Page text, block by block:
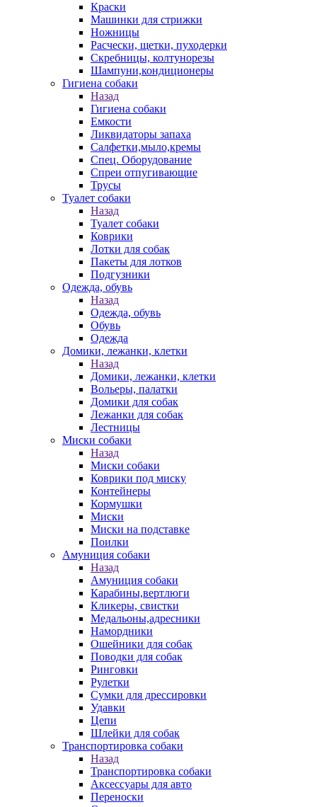
Краски
Машинки для стрижки
Ножницы
Расчески, щетки, пуходерки
Скребницы, колтунорезы
Шампуни,кондиционеры
Гигиена собаки
Назад
Гигиена собаки
Емкости
Ликвидаторы запаха
Салфетки,мыло,кремы
Спец. Оборудование
Спреи отпугивающие
Трусы
Туалет собаки
Назад
Туалет собаки
Коврики
Лотки для собак
Пакеты для лотков
Подгузники
Одежда, обувь
Назад
Одежда, обувь
Обувь
Одежда
Домики, лежанки, клетки
Назад
Домики, лежанки, клетки
Вольеры, палатки
Домики для собак
Лежанки для собак
Лестницы
Миски собаки
Назад
Миски собаки
Коврики под миску
Контейнеры
Кормушки
Миски
Миски на подставке
Поилки
Амуниция собаки
Назад
Амуниция собаки
Карабины,вертлюги
Кликеры, свистки
Медальоны,адресники
Намордники
Ошейники для собак
Поводки для собак
Ринговки
Рулетки
Сумки для дрессировки
Удавки
Цепи
Шлейки для собак
Транспортировка собаки
Назад
Транспортировка собаки
Аксессуары для авто
Переноски